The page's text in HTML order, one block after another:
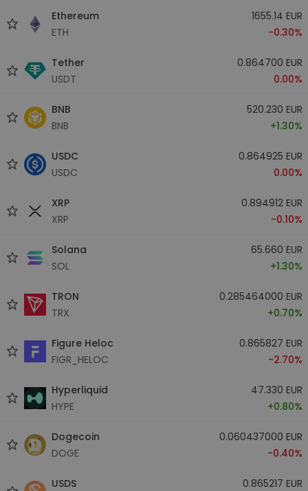
Ethereum
ETH
1655.14 EUR
-0.30%
Tether
USDT
0.864700 EUR
0.00%
BNB
BNB
520.230 EUR
+1.30%
USDC
USDC
0.864925 EUR
0.00%
XRP
XRP
0.894912 EUR
-0.10%
Solana
SOL
65.660 EUR
+1.30%
TRON
TRX
0.285464000 EUR
+0.70%
Figure Heloc
FIGR_HELOC
0.865827 EUR
-2.70%
Hyperliquid
HYPE
47.330 EUR
+0.80%
Dogecoin
DOGE
0.060437000 EUR
-0.40%
USDS
0.865217 EUR